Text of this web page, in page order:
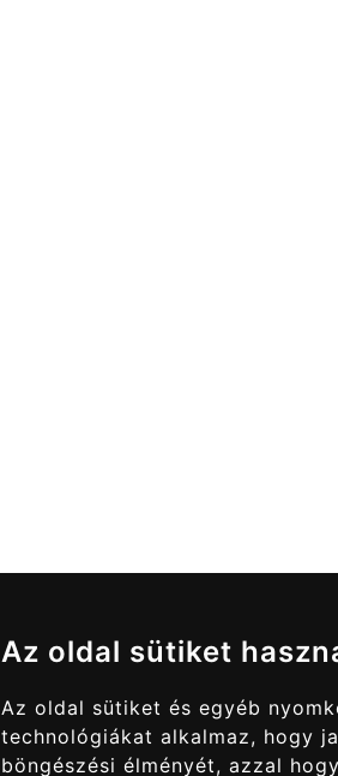
Az oldal sütiket
Az oldal sütiket és egyéb
technológiákat alkalmaz, hogy
böngészési élményét, azzal